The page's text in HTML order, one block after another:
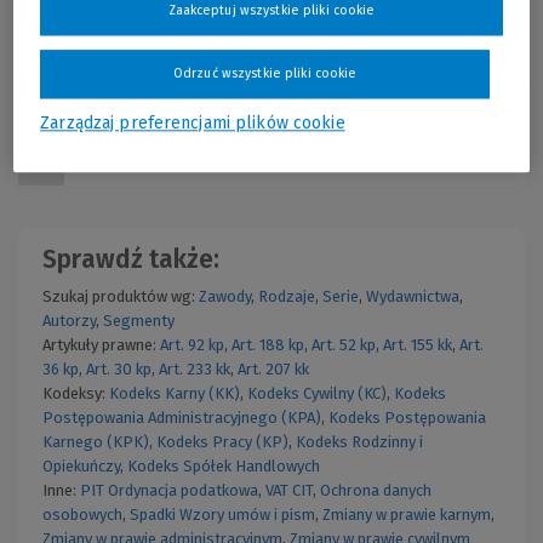
Sprawdź także:
Szukaj produktów wg: Zawody, Rodzaje, Serie, Wydawnictwa,
Autorzy, Segmenty
Artykuły prawne: Art. 92 kp, Art. 188 kp, Art. 52 kp, Art. 155 kk, Art.
36 kp, Art. 30 kp, Art. 233 kk, Art. 207 kk
Kodeksy: Kodeks Karny (KK), Kodeks Cywilny (KC), Kodeks
Postępowania Administracyjnego (KPA), Kodeks Postępowania
Karnego (KPK), Kodeks Pracy (KP), Kodeks Rodzinny i
Opiekuńczy, Kodeks Spółek Handlowych
Inne: PIT Ordynacja podatkowa, VAT CIT, Ochrona danych
osobowych, Spadki Wzory umów i pism, Zmiany w prawie karnym,
Zmiany w prawie administracyjnym, Zmiany w prawie cywilnym
Zarządzaj preferencjami plików cookie
Odrzuć wszystkie pliki cookie
Zaakceptuj wszystkie pliki cookie